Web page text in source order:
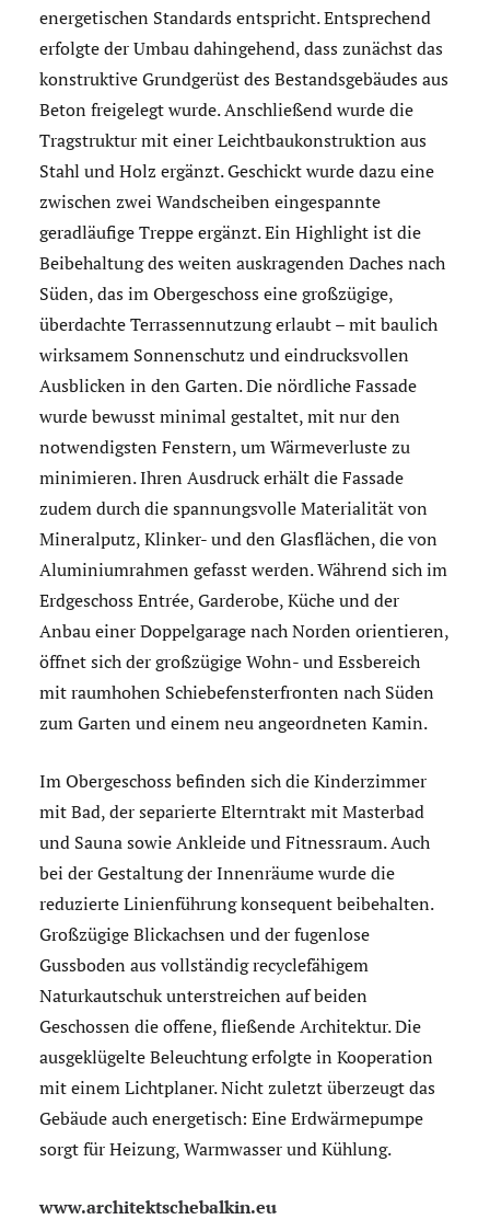
energetischen Standards entspricht. Entsprechend
erfolgte der Umbau dahingehend, dass zunächst das
konstruktive Grundgerüst des Bestandsgebäudes aus
Beton freigelegt wurde. Anschließend wurde die
Tragstruktur mit einer Leichtbaukonstruktion aus
Stahl und Holz ergänzt. Geschickt wurde dazu eine
zwischen zwei Wandscheiben eingespannte
geradläufige Treppe ergänzt. Ein Highlight ist die
Beibehaltung des weiten auskragenden Daches nach
Süden, das im Obergeschoss eine großzügige,
überdachte Terrassennutzung erlaubt – mit baulich
wirksamem Sonnenschutz und eindrucksvollen
Ausblicken in den Garten. Die nördliche Fassade
wurde bewusst minimal gestaltet, mit nur den
notwendigsten Fenstern, um Wärmeverluste zu
minimieren. Ihren Ausdruck erhält die Fassade
zudem durch die spannungsvolle Materialität von
Mineralputz, Klinker- und den Glasflächen, die von
Aluminiumrahmen gefasst werden. Während sich im
Erdgeschoss Entrée, Garderobe, Küche und der
Anbau einer Doppelgarage nach Norden orientieren,
öffnet sich der großzügige Wohn- und Essbereich
mit raumhohen Schiebefensterfronten nach Süden
zum Garten und einem neu angeordneten Kamin.
Im Obergeschoss befinden sich die Kinderzimmer
mit Bad, der separierte Elterntrakt mit Masterbad
und Sauna sowie Ankleide und Fitnessraum. Auch
bei der Gestaltung der Innenräume wurde die
reduzierte Linienführung konsequent beibehalten.
Großzügige Blickachsen und der fugenlose
Gussboden aus vollständig recyclefähigem
Naturkautschuk unterstreichen auf beiden
Geschossen die offene, fließende Architektur. Die
ausgeklügelte Beleuchtung erfolgte in Kooperation
mit einem Lichtplaner. Nicht zuletzt überzeugt das
Gebäude auch energetisch: Eine Erdwärmepumpe
sorgt für Heizung, Warmwasser und Kühlung.
www.architektschebalkin.eu